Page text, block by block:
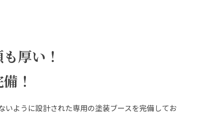
厚い！
！
いように設計された専用の塗装ブースを完備してお